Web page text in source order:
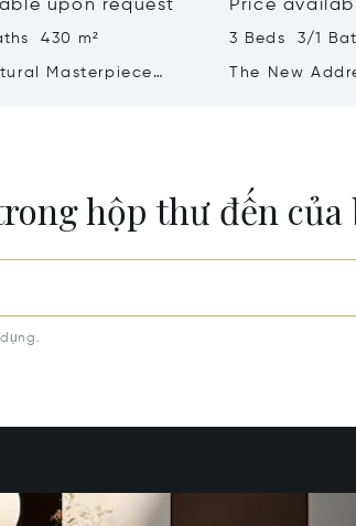
upon request
430 m²
Masterpiece
Price
3 Beds 3/1
The New
hộp thư đến của